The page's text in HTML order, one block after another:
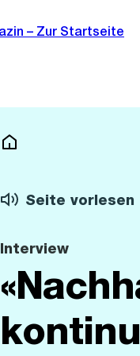
Klima
Seite vorlesen
Interview